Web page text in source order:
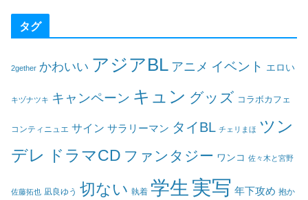
タグ
2gether かわいい アジアBL アニメ イベント エロい
キヅナツキ キャンペーン キュン グッズ コラボカフェ
コンティニュエ サイン サラリーマン タイBL チェリまほ ツン
デレ
ドラマCD ファンタジー ワンコ 佐々木と宮野
佐藤拓也 凪良ゆう 切ない 執着 学生 実写 年下攻め 抱か